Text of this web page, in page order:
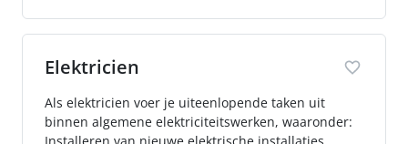
Elektricien
Als elektricien voer je uiteenlopende taken uit
binnen algemene elektriciteitswerken, waaronder: